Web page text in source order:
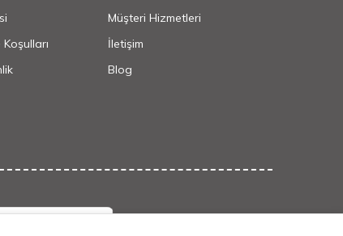
Müşteri Hizmetleri
İletişim
Blog